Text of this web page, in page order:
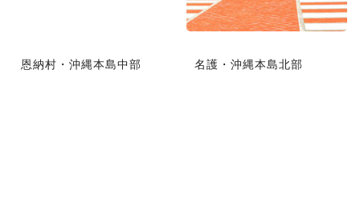
恩納村・沖縄本島中部 名護・沖縄本島北部